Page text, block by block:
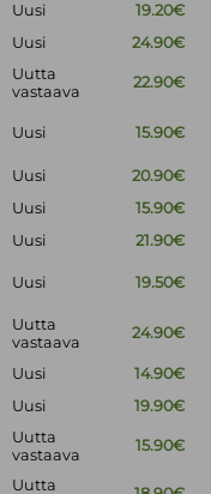
Uusi
19.20€
Uusi 24.90€
Uutta
vastaava
22.90€
Uusi 15.90€
Uusi
20.90€
Uusi
15.90€
Uusi
21.90€
Uusi 19.50€
Uutta
vastaava
24.90€
Uusi
14.90€
Uusi 19.90€
Uutta
vastaava
15.90€
Uutta